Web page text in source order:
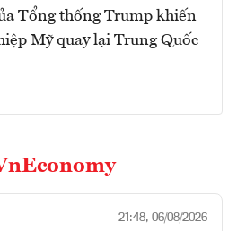
Tổng thống Trump khiến
Mỹ quay lại Trung Quốc
21:48, 06/08/2026